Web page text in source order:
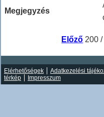
Megjegyzés
Előző 200
Elérhetőségek Adatkezelési
térkép
Impresszum